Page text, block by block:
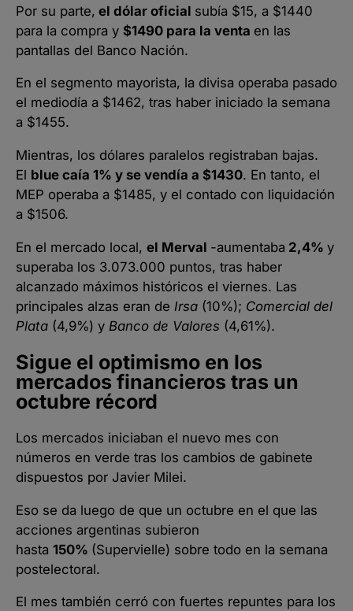
Por su parte, el dólar oficial subía $15, a $1440
para la compra y $1490 para la venta en las
pantallas del Banco Nación.
En el segmento mayorista, la divisa operaba pasado
el mediodía a $1462, tras haber iniciado la semana
a $1455.
Mientras, los dólares paralelos registraban bajas.
El blue caía 1% y se vendía a $1430. En tanto, el
MEP operaba a $1485, y el contado con liquidación
a $1506.
En el mercado local, el Merval -aumentaba 2,4% y
superaba los 3.073.000 puntos, tras haber
alcanzado máximos históricos el viernes. Las
principales alzas eran de Irsa (10%); Comercial del
Plata (4,9%) y Banco de Valores (4,61%).
Sigue el optimismo en los
mercados financieros tras un
octubre récord
Los mercados iniciaban el nuevo mes con
números en verde tras los cambios de gabinete
dispuestos por Javier Milei.
Eso se da luego de que un octubre en el que las
acciones argentinas subieron
hasta 150% (Supervielle) sobre todo en la semana
postelectoral.
El mes también cerró con fuertes repuntes para los